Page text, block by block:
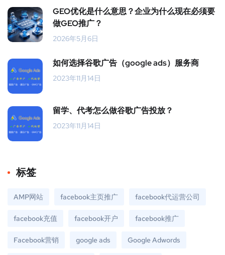
GEO优化是什么意思？企业为什么现在必须要
做GEO推广？
2026年5月6日
如何选择谷歌广告（google ads）服务商
2023年11月14日
留学、代考怎么做谷歌广告投放？
2023年11月14日
标签
AMP网站 facebook主页推广 facebook代运营公司
facebook充值 facebook开户 facebook推广
Facebook营销 google ads Google Adwords